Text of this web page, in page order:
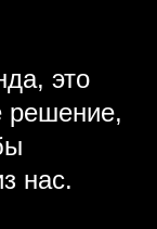
это
решение,
нас.